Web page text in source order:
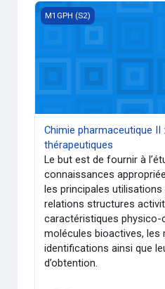
Chimie pharmaceutique II :
M1GPH (S2)
Chimie pharmaceutique II
thérapeutiques
Le but est de fournir à
connaissances
les principales
relations structures
caractéristiques physico-
molécules bioactives, les
identifications ainsi que
d’obtention.